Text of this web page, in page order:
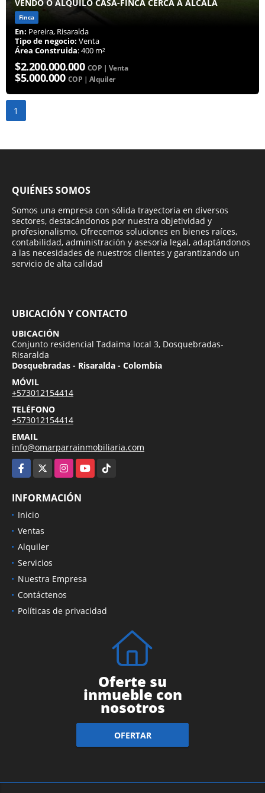
VENDO O ALQUILO CASA-FINCA CERCA A ALCALÁ
Finca
En: Pereira, Risaralda
Tipo de negocio: Venta
Área Construida: 400 m²
$2.200.000.000 COP | Venta
$5.000.000 COP | Alquiler
1
QUIÉNES SOMOS
Somos una empresa con sólida trayectoria en diversos
sectores, destacándonos por nuestra objetividad y
profesionalismo. Ofrecemos soluciones en bienes raíces,
contabilidad, administración y asesoría legal, adaptándonos
a las necesidades de nuestros clientes y garantizando un
servicio de alta calidad
UBICACIÓN Y CONTACTO
UBICACIÓN
Conjunto residencial Tadaima local 3, Dosquebradas-
Risaralda
Dosquebradas - Risaralda - Colombia
MÓVIL
+573012154414
TELÉFONO
+573012154414
EMAIL
info@omarparrainmobiliaria.com
Facebook
InstagramYouTubeTikTok
INFORMACIÓN
Inicio
Ventas
Alquiler
Servicios
Nuestra Empresa
Contáctenos
Políticas de privacidad
Oferte su
inmueble con
nosotros
OFERTAR